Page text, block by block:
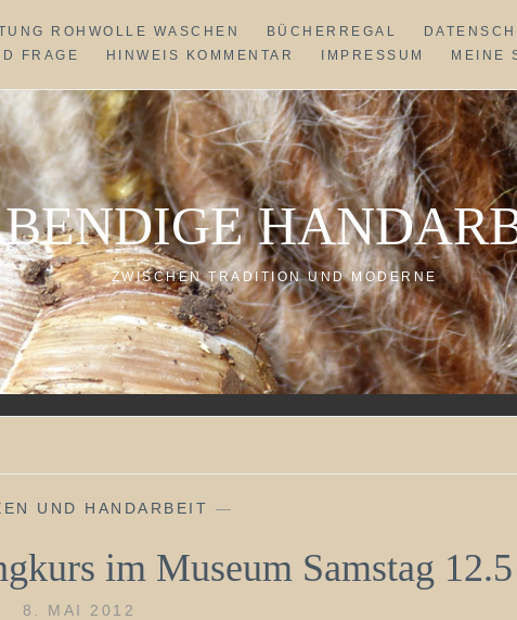
ROHWOLLE WASCHEN BÜCHERREGAL
FRAGE HINWEIS KOMMENTAR IMPRESSUM MEINE
ZWISCHEN TRADITION UND MODERNE
UND HANDARBEIT —
im Museum Samstag 12.5
8. MAI 2012